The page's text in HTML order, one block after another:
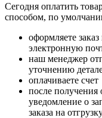
Сегодня оплатить
способом, по
оформляете
электронную
наш менеджер
уточнению
оплачиваете счет
после получения
уведомление о
заказа на